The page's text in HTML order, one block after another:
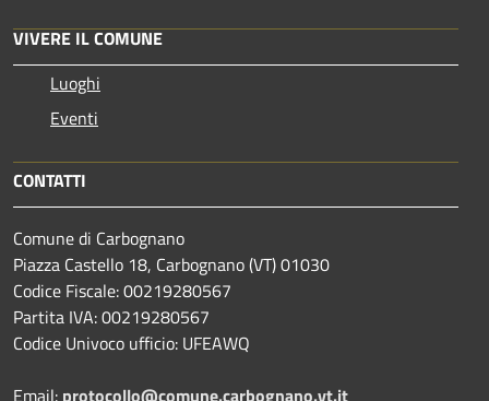
VIVERE IL COMUNE
Luoghi
Eventi
CONTATTI
Comune di Carbognano
Piazza Castello 18, Carbognano (VT) 01030
Codice Fiscale: 00219280567
Partita IVA: 00219280567
Codice Univoco ufficio: UFEAWQ